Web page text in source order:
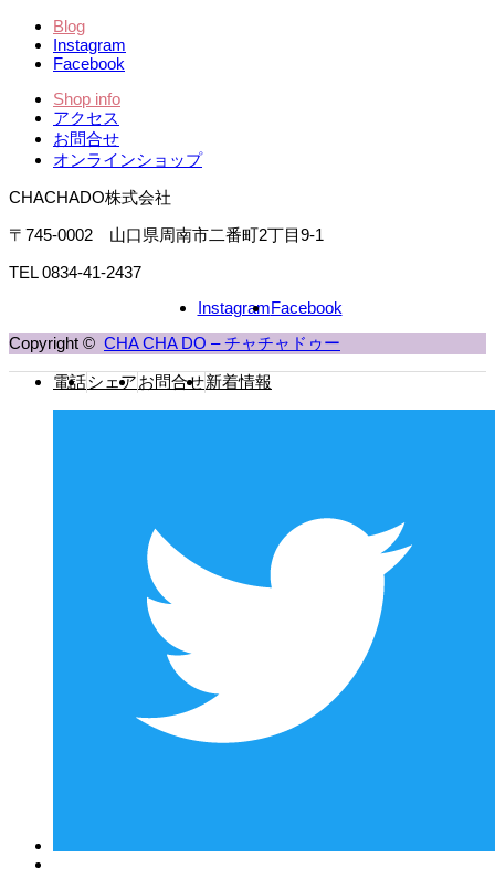
Blog
Instagram
Facebook
Shop info
アクセス
お問合せ
オンラインショップ
CHACHADO株式会社
〒745-0002 山口県周南市二番町2丁目9-1
TEL 0834-41-2437
Facebook
Instagram
Copyright © CHA CHA DO – チャチャドゥー
電話シェアお問合せ新着情報